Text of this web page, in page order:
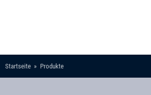
Startseite Produkte